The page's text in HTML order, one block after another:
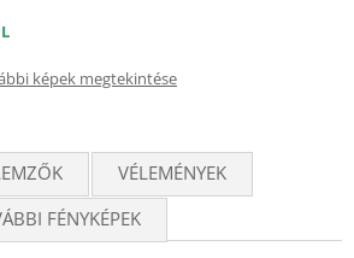
képek megtekintése
VÉLEMÉNYEK
FÉNYKÉPEK